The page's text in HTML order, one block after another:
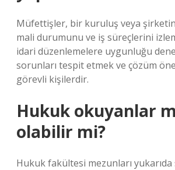
Müfettişler, bir kuruluş veya
mali durumunu ve iş süreçlerini
idari düzenlemelere uygunluğu
sorunları tespit etmek ve çözüm
görevli kişilerdir.
Hukuk okuyanlar
olabilir mi?
Hukuk fakültesi mezunları yukarıda